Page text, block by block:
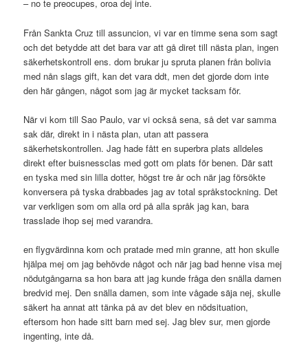
– no te preocupes, oroa dej inte.
Från Sankta Cruz till assuncion, vi var en timme sena som sagt
och det betydde att det bara var att gå diret till nästa plan, ingen
säkerhetskontroll ens. dom brukar ju spruta planen från bolivia
med nån slags gift, kan det vara ddt, men det gjorde dom inte
den här gången, något som jag är mycket tacksam för.
När vi kom till Sao Paulo, var vi också sena, så det var samma
sak där, direkt in i nästa plan, utan att passera
säkerhetskontrollen. Jag hade fått en superbra plats alldeles
direkt efter buisnessclas med gott om plats för benen. Där satt
en tyska med sin lilla dotter, högst tre år och när jag försökte
konversera på tyska drabbades jag av total språkstockning. Det
var verkligen som om alla ord på alla språk jag kan, bara
trasslade ihop sej med varandra.
en flygvärdinna kom och pratade med min granne, att hon skulle
hjälpa mej om jag behövde något och när jag bad henne visa mej
nödutgångarna sa hon bara att jag kunde fråga den snälla damen
bredvid mej. Den snälla damen, som inte vågade säja nej, skulle
säkert ha annat att tänka på av det blev en nödsituation,
eftersom hon hade sitt barn med sej. Jag blev sur, men gjorde
ingenting, inte då.